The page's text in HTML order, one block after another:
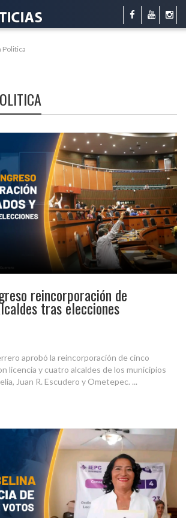
Politica
reincorporación de
tras elecciones
aprobó la reincorporación de cinco
licencia y cuatro alcaldes de los municipios
Juan R. Escudero y Ometepec. ...